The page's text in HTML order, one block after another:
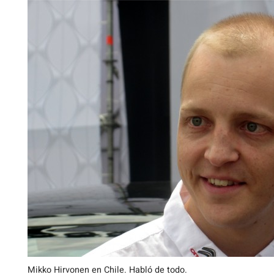
Mikko Hirvonen en Chile. Habló de todo.